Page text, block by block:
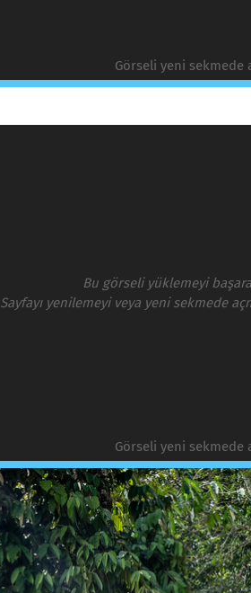
Görseli yeni sekmede
Bu görseli yüklemeyi
Sayfayı yenilemeyi veya yeni sekmede
Görseli yeni sekmede